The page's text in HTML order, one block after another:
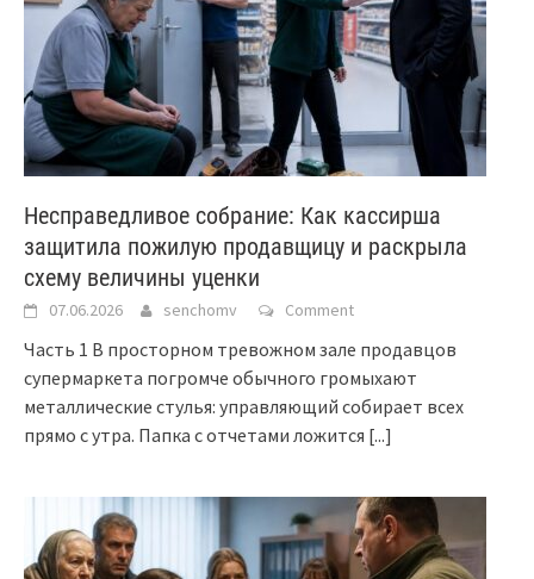
Несправедливое собрание: Как кассирша
защитила пожилую продавщицу и раскрыла
схему величины уценки
07.06.2026 senchomv Comment
Часть 1 В просторном тревожном зале продавцов
супермаркета погромче обычного громыхают
металлические стулья: управляющий собирает всех
прямо с утра. Папка с отчетами ложится [...]